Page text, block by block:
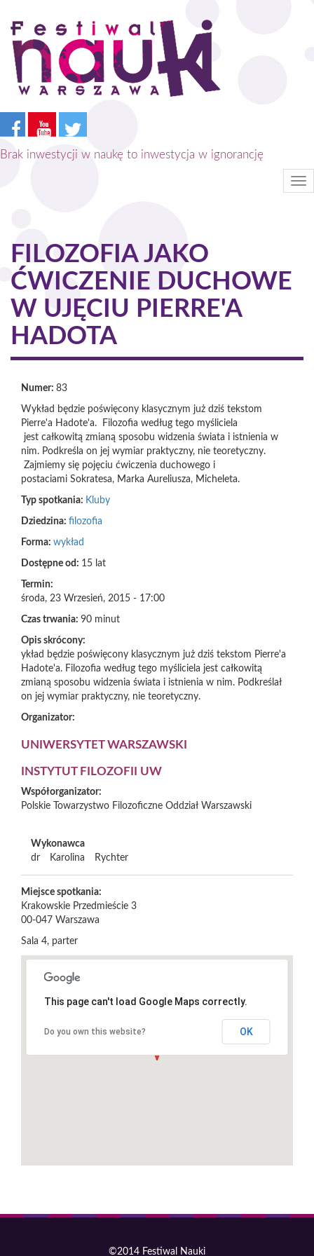
Przejdź
treści
Brak inwestycji w naukę to inwestycja w ignorancję
FILOZOFIA JAKO
ĆWICZENIE DUCHOWE
W UJĘCIU PIERRE'A
HADOTA
Numer: 83
Wykład będzie poświęcony klasycznym już dziś tekstom
Pierre'a Hadote'a. Filozofia według tego myśliciela
jest całkowitą zmianą sposobu widzenia świata i istnienia w
nim. Podkreśla on jej wymiar praktyczny, nie teoretyczny.
Zajmiemy się pojęciu ćwiczenia duchowego i
postaciami Sokratesa, Marka Aureliusza, Micheleta.
Typ spotkania: Kluby
Dziedzina: filozofia
Forma: wykład
Dostępne od: 15 lat
Termin:
środa, 23 Wrzesień, 2015 - 17:00
Czas trwania: 90 minut
Opis skrócony:
ykład będzie poświęcony klasycznym już dziś tekstom Pierre'a
Hadote'a. Filozofia według tego myśliciela jest całkowitą
zmianą sposobu widzenia świata i istnienia w nim. Podkreślał
on jej wymiar praktyczny, nie teoretyczny.
Organizator:
UNIWERSYTET WARSZAWSKI
INSTYTUT FILOZOFII UW
Współorganizator:
Polskie Towarzystwo Filozoficzne Oddział Warszawski
Wykonawca
dr
Karolina Rychter
Miejsce spotkania:
Krakowskie Przedmieście 3
00-047 Warszawa
Sala 4, parter
This page can't load Google Maps correctly.
Do you own this website? OK
©2014 Festiwal Nauki